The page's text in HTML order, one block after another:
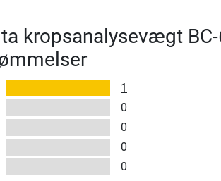
kropsanalysevægt
1
0
0
0
0